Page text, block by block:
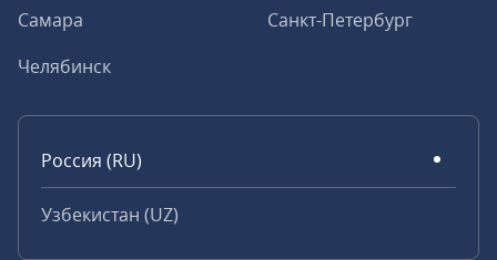
Самара
Санкт-Петербург
Челябинск
Россия (RU)
Узбекистан (UZ)